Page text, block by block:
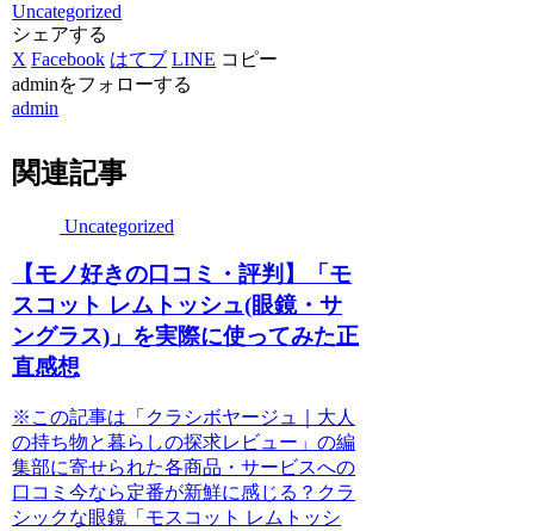
Uncategorized
シェアする
X Facebook はてブ LINE コピー
adminをフォローする
admin
関連記事
Uncategorized
【モノ好きの口コミ・評判】「モ
スコット レムトッシュ(眼鏡・サ
ングラス)」を実際に使ってみた正
直感想
※この記事は「クラシボヤージュ｜大人
の持ち物と暮らしの探求レビュー」の編
集部に寄せられた各商品・サービスへの
口コミ今なら定番が新鮮に感じる？クラ
シックな眼鏡「モスコット レムトッシ